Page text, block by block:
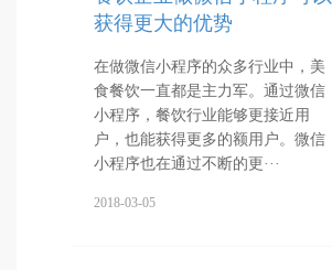
获得更大的优势
在做微信小程序的众多行业中，美
食餐饮一直都是主力军。通过微信
小程序，餐饮行业能够更接近用
户，也能获得更多的额用户。微信
小程序也在通过不断的更···
2018-03-05